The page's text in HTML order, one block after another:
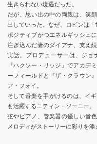
生きられない境遇だった。
だが、思い出の中の両親は、笑
出していった。なぜ、ロビンは
ポジティブかつエネルギッシュ
注ぎ込んだ妻のダイアナ、支え
実話。プロデューサーは、ジ
『ハクソー・リッジ』でアカデ
ーフィールドと『ザ・クラウン
ア・フォイ。
そして音楽を手がけるのは、イ
も活躍するニティン・ソーニー。
弦やピアノ、管楽器の優しい音
メロディがストーリーに彩りを添